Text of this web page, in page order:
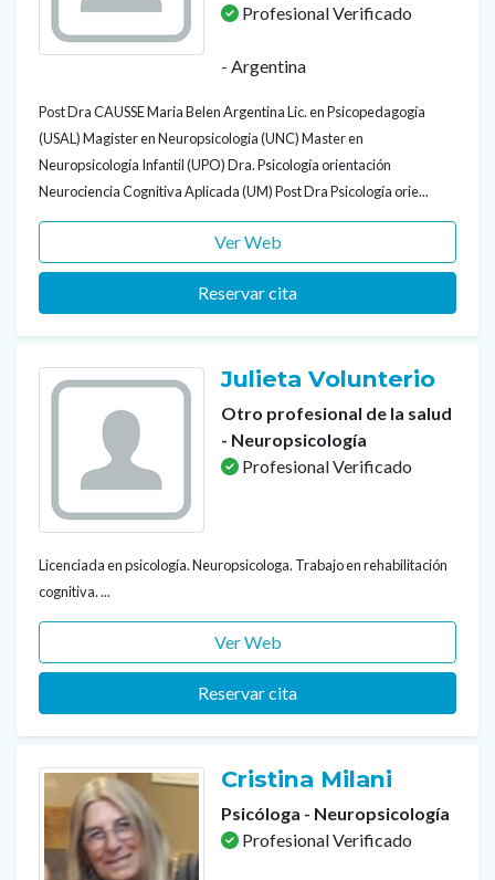
Profesional Verificado
- Argentina
Post Dra CAUSSE Maria Belen Argentina Lic. en Psicopedagogía
(USAL) Magister en Neuropsicología (UNC) Master en
Neuropsicología Infantil (UPO) Dra. Psicología orientación
Neurociencia Cognitiva Aplicada (UM) Post Dra Psicología orie...
Ver Web
Reservar cita
Julieta Volunterio
Otro profesional de la salud
- Neuropsicología
Profesional Verificado
Licenciada en psicología. Neuropsicologa. Trabajo en rehabilitación
cognitiva. ...
Ver Web
Reservar cita
Cristina Milani
Psicóloga - Neuropsicología
Profesional Verificado